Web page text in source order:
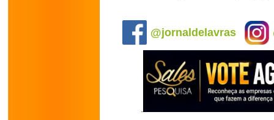
@jornaldelavras